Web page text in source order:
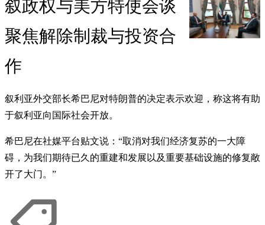
叙政权与美方特使会谈
聚焦解除制裁与投资合
作
叙利亚外交部长希巴尼对特朗普的决定表示欢迎，称这将有助
于叙利亚向国际社会开放。
希巴尼在社媒平台贴文说：“取消对我们经济复苏的一大障
碍，为我们期待已久的重建和发展以及重要基础设施的修复敞
开了大门。”